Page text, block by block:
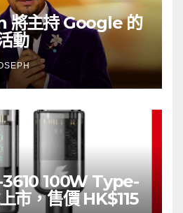
將主持 Google 的
動
100W Type-
市，售價 HK$115